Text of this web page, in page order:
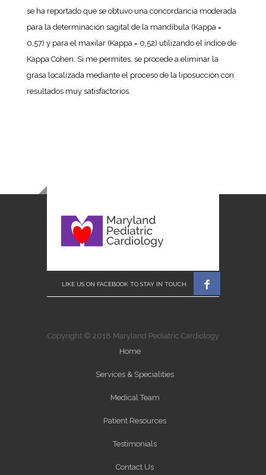
se ha reportado que se obtuvo una concordancia moderada
para la determinación sagital de la mandíbula (Kappa =
0,57) y para el maxilar (Kappa = 0,52) utilizando el índice de
Kappa Cohen. Si me permites, se procede a eliminar la
grasa localizada mediante el proceso de la liposucción con
resultados muy satisfactorios.

Copyright © 2018 Maryland Pediatric Cardiology
Home
Services & Specialities
Medical Team
Patient Resources
Testimonials
Contact Us